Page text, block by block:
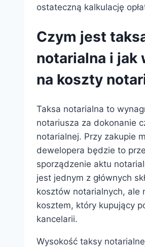
ostateczną kalkulację
Czym jest
notarialna i jak
na koszty
Taksa notarialna to
notariusza za dokonanie
notarialnej. Przy zakupie
dewelopera będzie to
sporządzenie aktu
jest jednym z głównych
kosztów notarialnych, ale
kosztem, który kupujący
kancelarii.
Wysokość taksy